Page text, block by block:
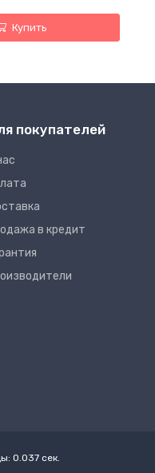
Купить
покупателей
в кредит
0.037 сек.